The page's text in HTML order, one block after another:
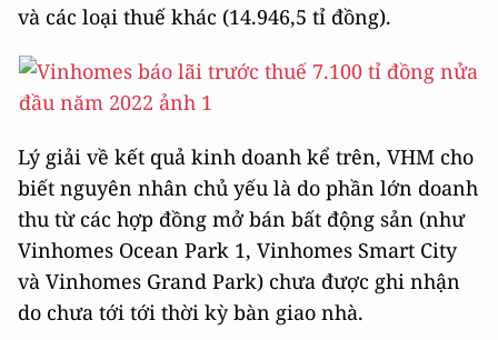
và các loại thuế khác (14.946,5 tỉ đồng).
Lý giải về kết quả kinh doanh kể trên, VHM cho
biết nguyên nhân chủ yếu là do phần lớn doanh
thu từ các hợp đồng mở bán bất động sản (như
Vinhomes Ocean Park 1, Vinhomes Smart City
và Vinhomes Grand Park) chưa được ghi nhận
do chưa tới tới thời kỳ bàn giao nhà.